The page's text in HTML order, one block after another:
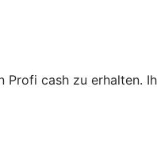
cash zu erhalten.